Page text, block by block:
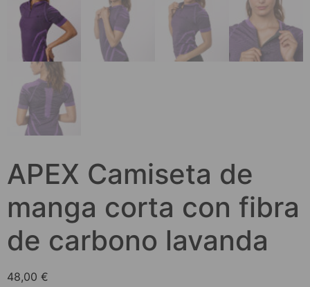
APEX Camiseta de
manga corta con fibra
de carbono lavanda
48,00 €